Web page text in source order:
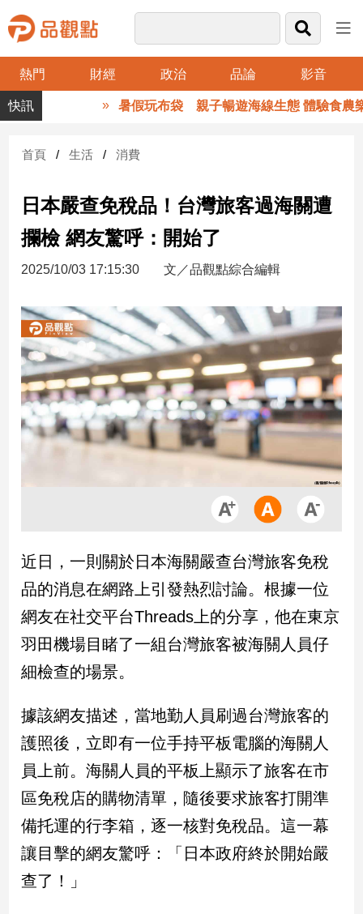
熱門 財經 政治 品論 影音
品
觀
財
台
財
新
產
經/
股
市
房
地
產
政
治
政
治
焦
品
點
民
調
國
會
點
觀
暑假玩布袋 親子暢遊海線生態 體驗食農樂
首頁 生活 消費
日本嚴查免稅品！台灣旅客過海關遭
攔檢 網友驚呼：開始了
2025/10/03 17:15:30 文／品觀點綜合編輯
近日，一則關於日本海關嚴查台灣旅客免稅
品的消息在網路上引發熱烈討論。根據一位
網友在社交平台Threads上的分享，他在東京
羽田機場目睹了一組台灣旅客被海關人員仔
細檢查的場景。
據該網友描述，當地勤人員刷過台灣旅客的
護照後，立即有一位手持平板電腦的海關人
員上前。海關人員的平板上顯示了旅客在市
區免稅店的購物清單，隨後要求旅客打開準
備托運的行李箱，逐一核對免稅品。這一幕
讓目擊的網友驚呼：「日本政府終於開始嚴
查了！」